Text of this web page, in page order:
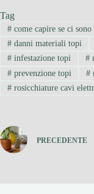
Tag
#come capire se ci sono
#danni materiali topi
#infestazione topi #
#prevenzione topi #
#rosicchiature cavi
PRECEDENTE